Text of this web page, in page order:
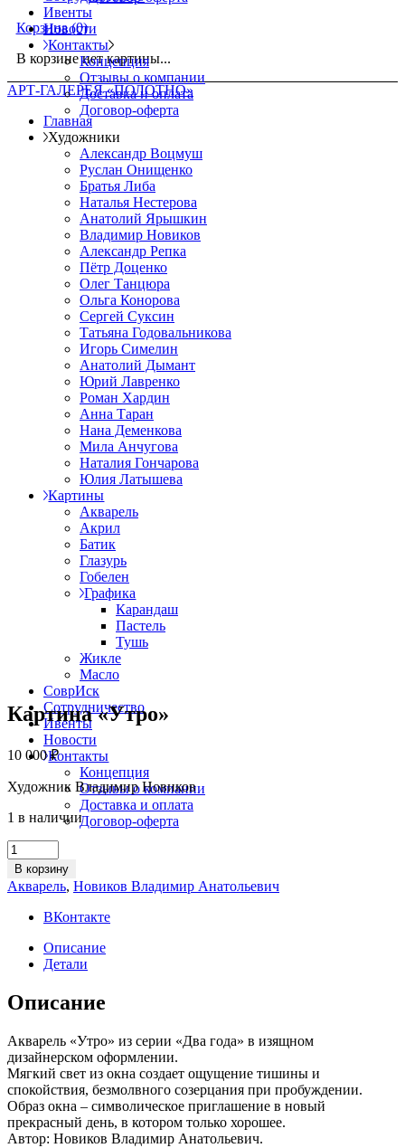
Корзина (0)
В корзине нет картины...
АРТ-ГАЛЕРЕЯ «ПОЛОТНО»
Главная
Художники
Александр Воцмуш
Руслан Онищенко
Братья Либа
Наталья Нестерова
Анатолий Ярышкин
Владимир Новиков
Александр Репка
Пётр Доценко
Олег Танцюра
Ольга Конорова
Сергей Суксин
Татьяна Годовальникова
Игорь Симелин
Анатолий Дымант
Юрий Лавренко
Роман Хардин
Анна Таран
Нана Деменкова
Мила Анчугова
Наталия Гончарова
Юлия Латышева
Картины
Акварель
Акрил
Батик
Глазурь
Гобелен
Графика
Карандаш
Пастель
Тушь
Жикле
Масло
СоврИск
Сотрудничество
Ивенты
Новости
Контакты
Концепция
Отзывы о компании
Доставка и оплата
Договор-оферта
Ивенты
Новости
Контакты
Концепция
Отзывы о компании
Доставка и оплата
Договор-оферта
Картина «Утро»
10 000₽
Художник Владимир Новиков
1 в наличии
Картина
«Утро»
quantity
В корзину
Акварель, Новиков Владимир Анатольевич
ВКонтакте
Описание
Детали
Описание
Акварель «Утро» из серии «Два года» в изящном
дизайнерском оформлении.
Мягкий свет из окна создает ощущение тишины и
спокойствия, безмолвного созерцания при пробуждении.
Образ окна – символическое приглашение в новый
прекрасный день, в котором только хорошее.
Автор: Новиков Владимир Анатольевич.